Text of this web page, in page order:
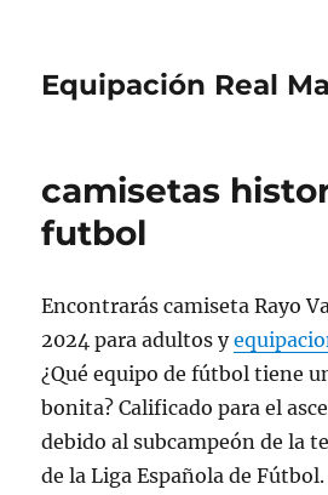
Equipación Real
camisetas
futbol
Encontrarás camiseta Rayo
2024 para adultos y
¿Qué equipo de fútbol tiene
bonita? Calificado para el
debido al subcampeón de la
de la Liga Española de